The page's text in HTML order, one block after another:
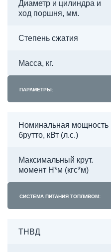
Диаметр и цилиндра и
ход поршня, мм.
Степень сжатия
Масса, кг.
ПАРАМЕТРЫ:
Номинальная мощность
брутто, кВт (л.с.)
Максимальный крут.
момент Н*м (кгс*м)
СИСТЕМА ПИТАНИЯ ТОПЛИВОМ:
ТНВД